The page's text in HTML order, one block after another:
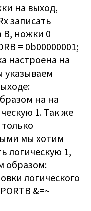
на выход,
записать
В, ножки 0
= 0b00000001;
настроена на
указываем
на на
1. Так же
мы хотим
логическую 1,
образом:
логического
&=~